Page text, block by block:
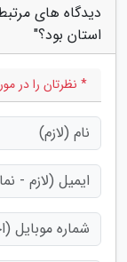
دیدگاه های
استان بود؟"
* نظرتان را در